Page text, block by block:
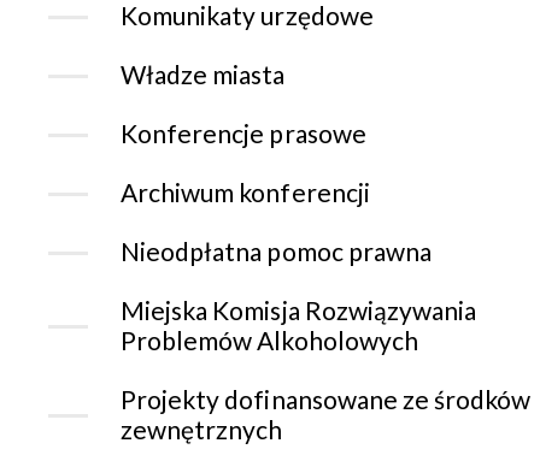
Komunikaty urzędowe
Władze miasta
Konferencje prasowe
Archiwum konferencji
Nieodpłatna pomoc prawna
Miejska Komisja Rozwiązywania
Problemów Alkoholowych
Projekty dofinansowane ze środków
zewnętrznych